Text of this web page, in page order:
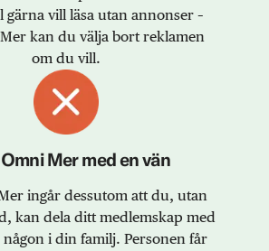
gärna vill läsa utan annonser –
kan du välja bort reklamen
om du vill.
Mer med en vän
ingår dessutom att du, utan
kan dela ditt medlemskap med
någon i din familj. Personen får